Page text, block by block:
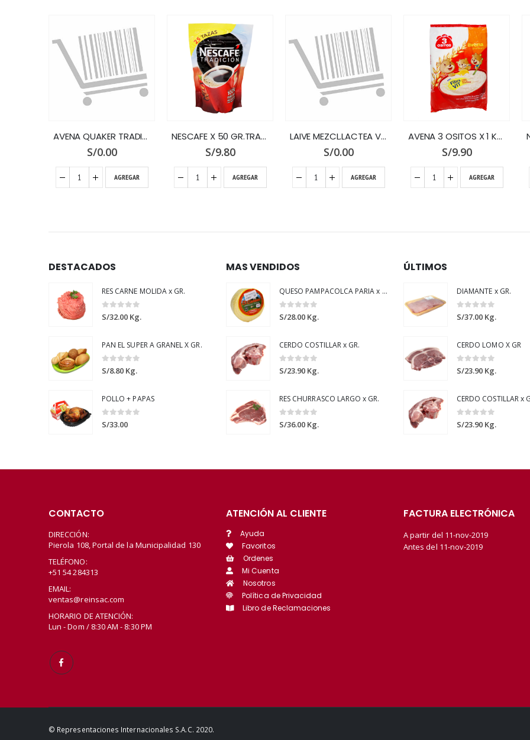
AVENA QUAKER TRADICIONAL X 290 GR.
S/0.00
AGREGAR
NESCAFE X 50 GR.TRADICION ZIPPER
S/9.80
AGREGAR
LAIVE MEZCL.LACTEA VITAMIN.X 500 SIX PACK
S/0.00
AGREGAR
AVENA 3 OSITOS X 1 KG.PREMIUM
S/9.90
AGREGAR
DESTACADOS
RES CARNE MOLIDA x GR.
0 out of 5
S/32.00 Kg.
PAN EL SUPER A GRANEL X GR.
0 out of 5
S/8.80 Kg.
POLLO + PAPAS
0 out of 5
S/33.00
MAS VENDIDOS
QUESO PAMPACOLCA PARIA x GR.
0 out of 5
S/28.00 Kg.
CERDO COSTILLAR x GR.
0 out of 5
S/23.90 Kg.
RES CHURRASCO LARGO x GR.
0 out of 5
S/36.00 Kg.
ÚLTIMOS
DIAMANTE x GR.
0 out of 5
S/37.00 Kg.
CERDO LOMO X GR
0 out of 5
S/23.90 Kg.
CERDO COSTILLAR x
0 out of 5
S/23.90 Kg.
CONTACTO
DIRECCIÓN:
Pierola 108, Portal de la Municipalidad 130
TELÉFONO:
+51 54 284313
EMAIL:
ventas@reinsac.com
HORARIO DE ATENCIÓN:
Lun - Dom / 8:30 AM - 8:30 PM
ATENCIÓN AL CLIENTE
Ayuda
Favoritos
Ordenes
Mi Cuenta
Nosotros
Política de Privacidad
Libro de Reclamaciones
FACTURA ELECTRÓNICA
A partir del 11-nov-2019
Antes del 11-nov-2019
© Representaciones Internacionales S.A.C. 2020.